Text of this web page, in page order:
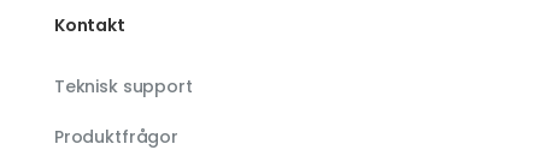
Kontakt
Teknisk support
Produktfrågor